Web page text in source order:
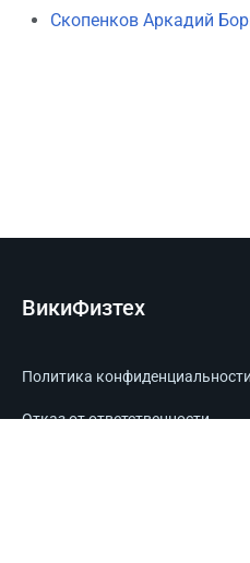
Скопенков Аркадий
ВикиФизтех
Политика конфиденциальности
Отказ от ответственности